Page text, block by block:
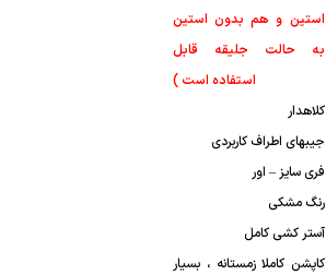
استین و هم بدون استین
به حالت جلیقه قابل
استفاده است )
کلاهدار
جیبهای اطراف کاربردی
فری سایز – اور
رنگ مشکی
آستر کشی کامل
کاپشن کاملا زمستانه ، بسیار